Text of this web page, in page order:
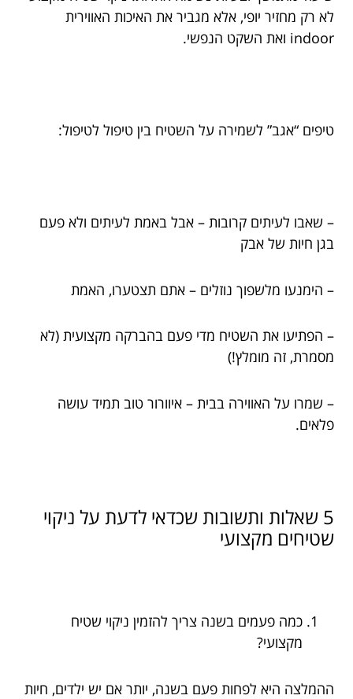
לא רק מחזיר יופי, אלא מגביר את האיכות האווירית
indoor ואת השקט הנפשי.
טיפים “אגב” לשמירה על השטיח בין טיפול לטיפול:
– שאבו לעיתים קרובות – אבל באמת לעיתים ולא פעם
בגן חיות של אבק
– הימנעו מלשפוך נוזלים – אתם תצטערו, האמת
– הפתיעו את השטיח מדי פעם בהברקה מקצועית (לא
מסמרת, זה מומלץ!)
– שמרו על האווירה בבית – איוורור טוב תמיד עושה
פלאים.
5 שאלות ותשובות שכדאי לדעת על ניקוי
שטיחים מקצועי
כמה פעמים בשנה צריך להזמין ניקוי שטיח
מקצועי?
ההמלצה היא לפחות פעם בשנה, יותר אם יש ילדים, חיות